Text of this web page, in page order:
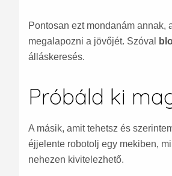
Pontosan ezt mondanám annak,
megalapozni a jövőjét. Szóval
álláskeresés.
Próbáld ki
A másik, amit tehetsz és
éjjelente robotolj egy mekiben,
nehezen kivitelezhető.